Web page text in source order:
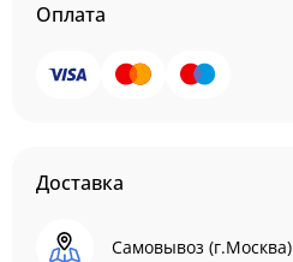
Оплата
Доставка
Самовывоз (г.Москва)